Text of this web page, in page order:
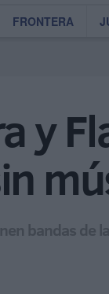
FRONTERA
y
bandas de